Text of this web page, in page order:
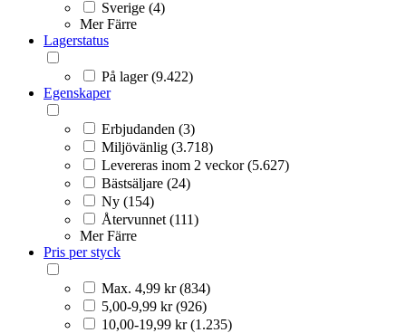
Sverige (4)
Mer Färre
Lagerstatus
På lager (9.422)
Egenskaper
Erbjudanden (3)
Miljövänlig (3.718)
Levereras inom 2 veckor (5.627)
Bästsäljare (24)
Ny (154)
Återvunnet (111)
Mer Färre
Pris per styck
Max. 4,99 kr (834)
5,00-9,99 kr (926)
10,00-19,99 kr (1.235)